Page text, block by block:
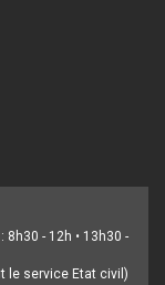
- 12h • 13h30 -
le service Etat civil)